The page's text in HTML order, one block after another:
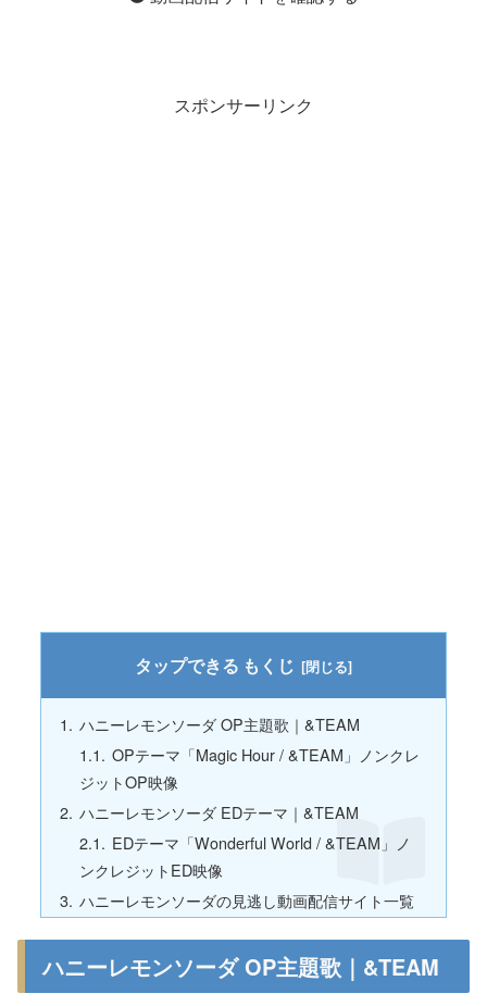
スポンサーリンク
もくじ
ハニーレモンソーダ OP主題歌｜&TEAM
OPテーマ「Magic Hour / &TEAM」ノンクレ
ジットOP映像
ハニーレモンソーダ EDテーマ｜&TEAM
EDテーマ「Wonderful World / &TEAM」ノ
ンクレジットED映像
ハニーレモンソーダの見逃し動画配信サイト一覧
ハニーレモンソーダ OP主題歌｜&TEAM